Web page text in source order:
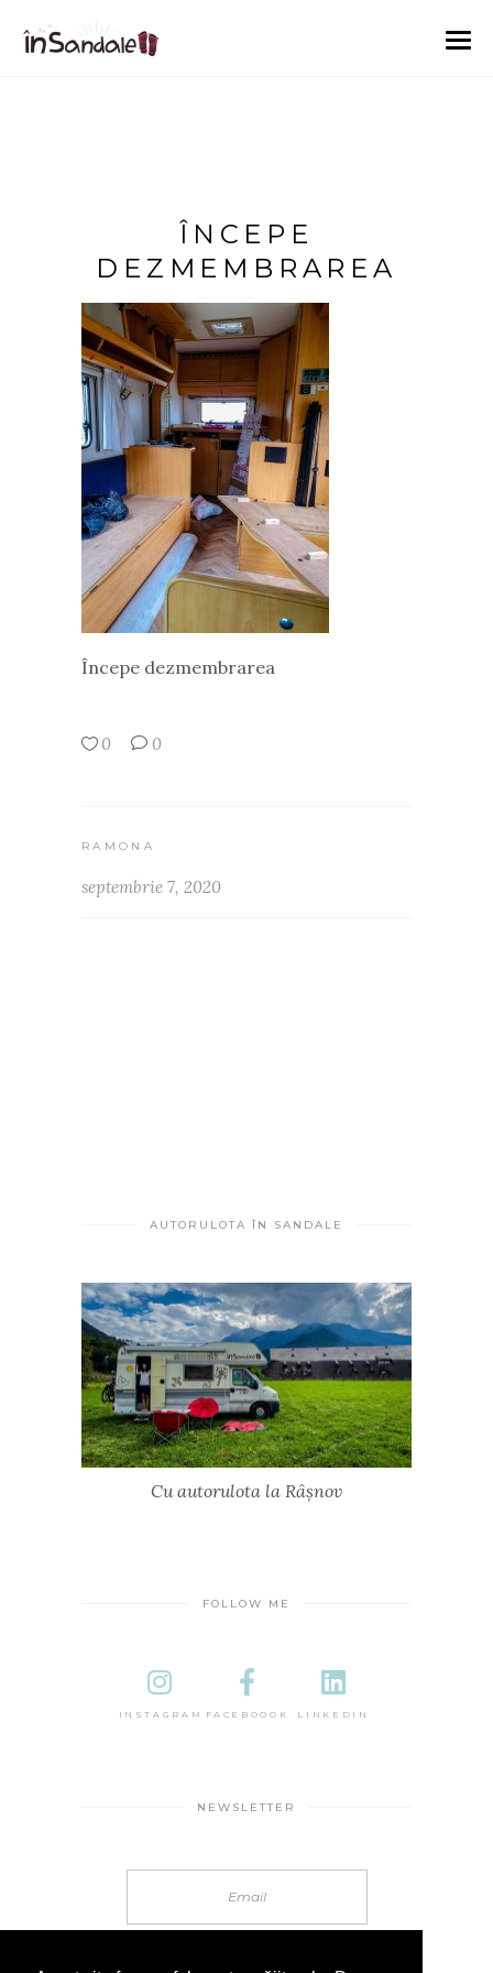
ÎNCEPE
DEZMEMBRAREA
Începe dezmembrarea
0 0
RAMONA
septembrie 7, 2020
AUTORULOTA ÎN SANDALE
Cu autorulota la Râșnov
FOLLOW ME
INSTAGRAM FACEBOOOK LINKEDIN
NEWSLETTER